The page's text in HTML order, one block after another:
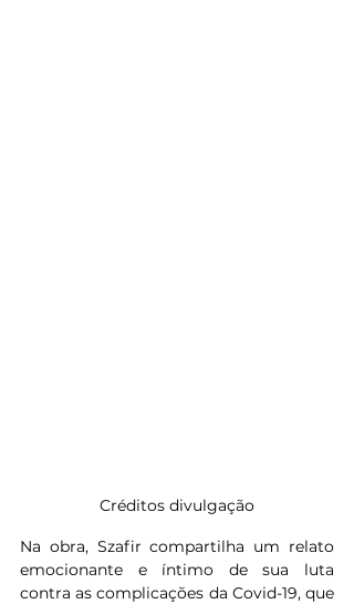
Créditos divulgação
Na obra, Szafir compartilha um relato
emocionante e íntimo de sua luta
contra as complicações da Covid-19, que